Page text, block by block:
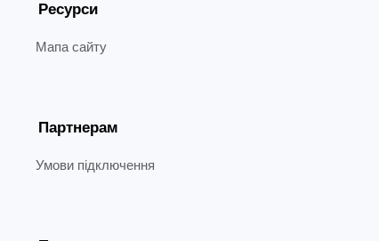
Ресурси
Мапа сайту
Партнерам
Умови підключення